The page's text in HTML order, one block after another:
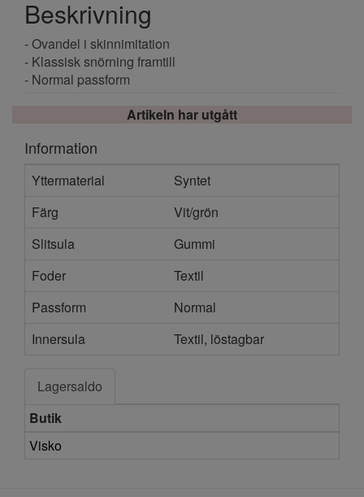
Beskrivning
- Ovandel i skinnimitation
- Klassisk snörning framtill
- Normal passform
Artikeln har utgått
Information
Yttermaterial
Syntet
Färg
Vit/grön
Slitsula
Gummi
Foder
Textil
Passform
Normal
Innersula
Textil, löstagbar
Lagersaldo
Butik
Visko